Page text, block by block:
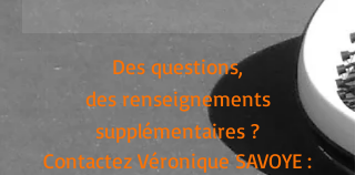
Des questions,
des renseignements
supplémentaires ?
Contactez Véronique SAVOYE :